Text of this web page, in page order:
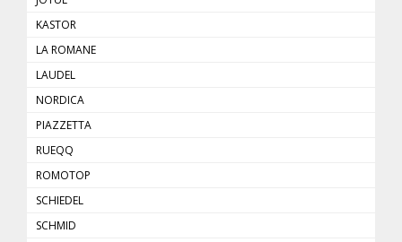
KASTOR
LA ROMANE
LAUDEL
NORDICA
PIAZZETTA
RUEQQ
ROMOTOP
SCHIEDEL
SCHMID